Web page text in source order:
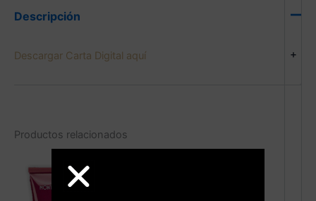
+
Descripción
Descargar Carta Digital aquí
Productos relacionados